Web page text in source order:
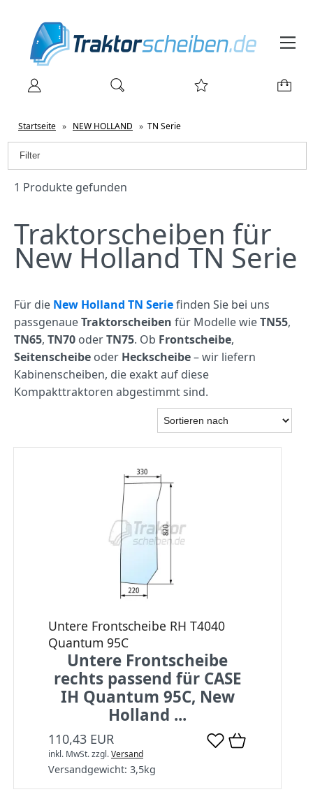
Startseite » NEW HOLLAND » TN Serie
Filter
1 Produkte gefunden
Traktorscheiben für
New Holland TN Serie
Für die New Holland TN Seriefinden Sie bei uns
passgenaueTraktorscheiben für Modelle wieTN55,
TN65, TN70 oderTN75. Ob Frontscheibe,
Seitenscheibe oder Heckscheibe– wir liefern
Kabinenscheiben, die exakt auf diese
Kompakttraktoren abgestimmt sind.
Untere Frontscheibe RH T4040
Quantum 95C
Untere Frontscheibe
rechts passend für CASE
IH Quantum 95C, New
Holland ...
110,43 EUR
inkl. MwSt.zzgl.Versand
Versandgewicht: 3,5kg